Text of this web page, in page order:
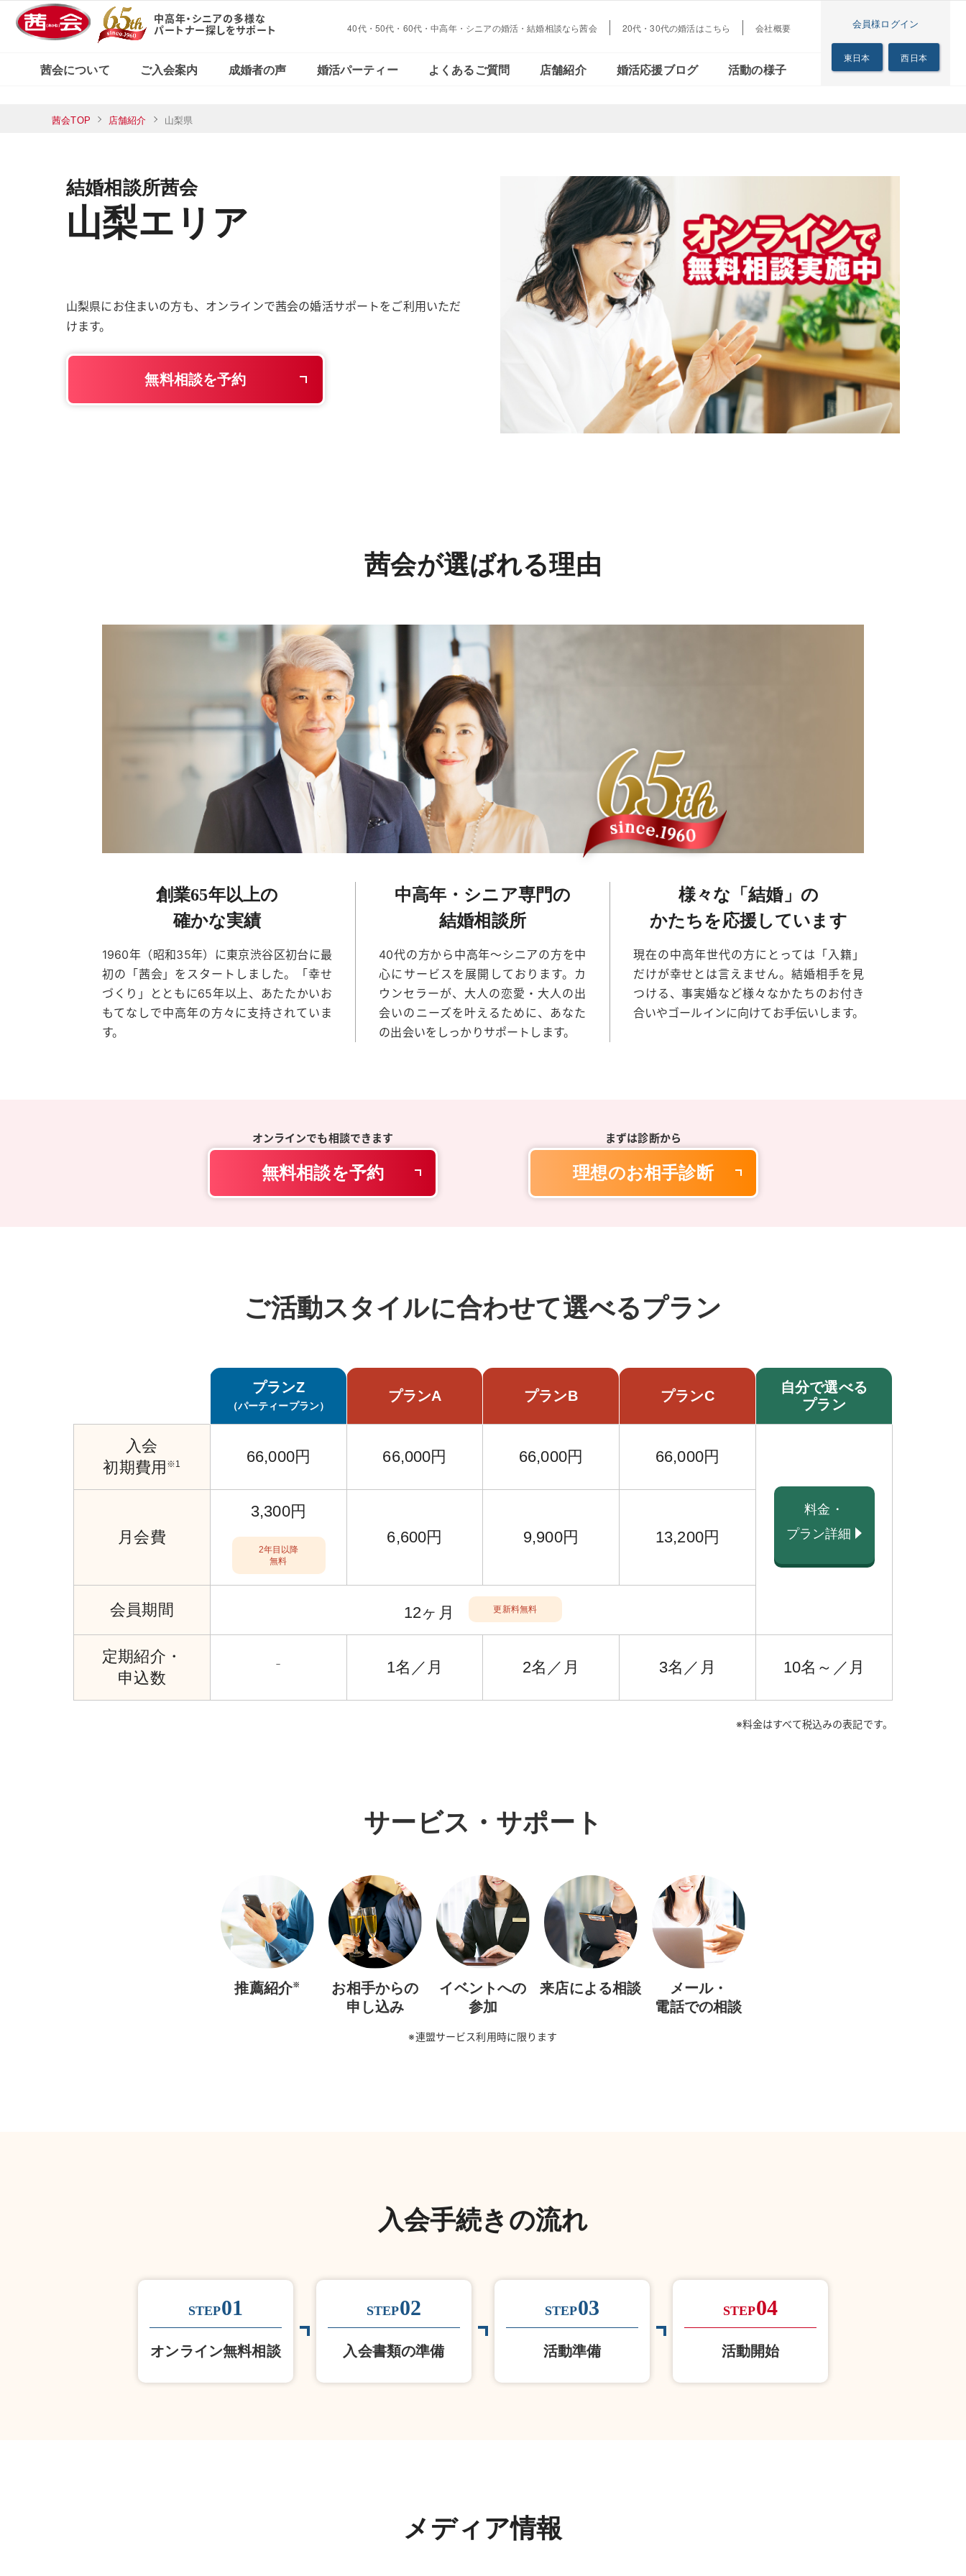
中高年・シニアの多様な
パートナー探しをサポート
40代・50代・60代・中高年・シニアの婚活・結婚相談なら茜会 20代・30代の婚活はこちら 会社概要 会員様ログイン
東日本 西日本
茜会について ご入会案内 成婚者の声 婚活パーティー よくあるご質問 店舗紹介 婚活応援ブログ 活動の様子
シニアの恋の歩き方
X（旧Twitter）で
見る
茜会TOP 店舗紹介 山梨県
結婚相談所茜会
山梨エリア
山梨県にお住まいの方も、オンラインで茜会の婚活サポートをご利用いただ
けます。
無料相談を予約
茜会が選ばれる理由
創業65年以上の
確かな実績
1960年（昭和35年）に東京渋谷区初台に最
初の「茜会」をスタートしました。「幸せ
づくり」とともに65年以上、あたたかいお
もてなしで中高年の方々に支持されていま
す。
中高年・シニア専門の
結婚相談所
40代の方から中高年～シニアの方を中
心にサービスを展開しております。カ
ウンセラーが、大人の恋愛・大人の出
会いのニーズを叶えるために、あなた
の出会いをしっかりサポートします。
様々な「結婚」の
かたちを応援しています
現在の中高年世代の方にとっては「入籍」
だけが幸せとは言えません。結婚相手を見
つける、事実婚など様々なかたちのお付き
合いやゴールインに向けてお手伝いします。
オンラインでも相談できます
無料相談を予約
まずは診断から
理想のお相手診断
ご活動スタイルに合わせて選べるプラン
プランZ
（パーティープラン）
プランA プランB プランC
自分で選べる
プラン
入会
初期費用 ※1 66,000円 66,000円 66,000円 66,000円
料金・
プラン詳細
月会費
3,300円
2年目以降
無料
6,600円 9,900円 13,200円
会員期間 12ヶ月 更新料無料
定期紹介・
申込数
－ 1名／月 2名／月 3名／月 10名～／月
※料金はすべて税込みの表記です。
サービス・サポート
推薦紹介※
お相手からの
申し込み
イベントへの
参加
来店による相談
メール・
電話での相談
※連盟サービス利用時に限ります
入会手続きの流れ
STEP01
オンライン無料相談
STEP02
入会書類の準備
STEP03
活動準備
STEP04
活動開始
メディア情報